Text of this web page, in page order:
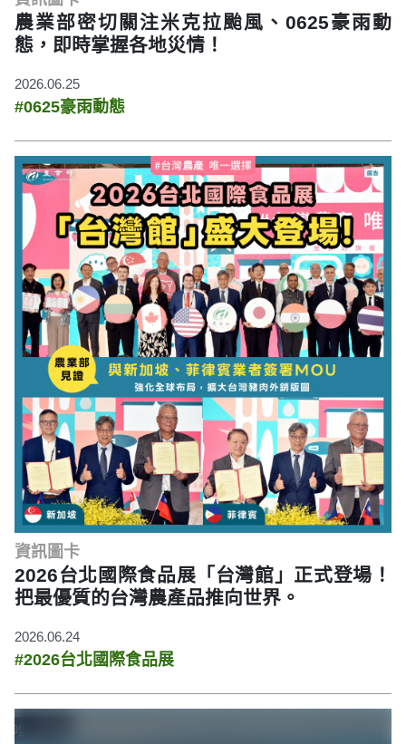
農業部密切關注米克拉颱風、0625豪雨動
態，即時掌握各地災情！
2026.06.25
#0625豪雨動態
資訊圖卡
2026台北國際食品展「台灣館」正式登場！
把最優質的台灣農產品推向世界。
2026.06.24
#2026台北國際食品展